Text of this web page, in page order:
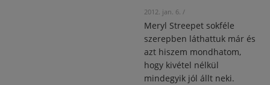
2012. jan. 6. /
Meryl Streepet sokféle
szerepben láthattuk már és
azt hiszem mondhatom,
hogy kivétel nélkül
mindegyik jól állt neki.